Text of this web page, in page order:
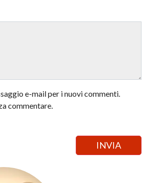
e-mail per i nuovi commenti.
commentare.